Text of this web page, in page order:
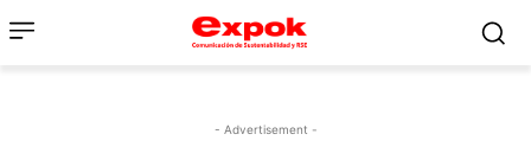
- Advertisement -